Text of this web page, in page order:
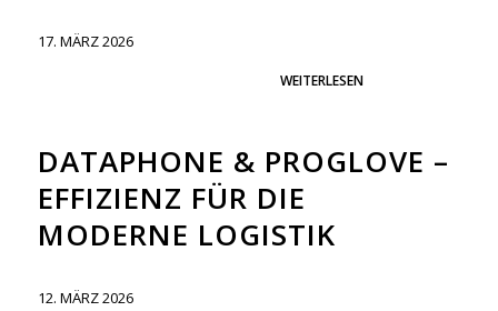
17. MÄRZ 2026
WEITERLESEN
DATAPHONE & PROGLOVE –
EFFIZIENZ FÜR DIE
MODERNE LOGISTIK
12. MÄRZ 2026